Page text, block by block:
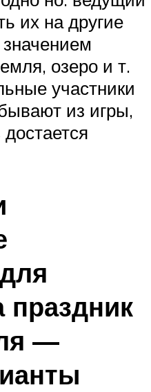
их на другие
озеро и т.
участники
из игры,
праздник
—